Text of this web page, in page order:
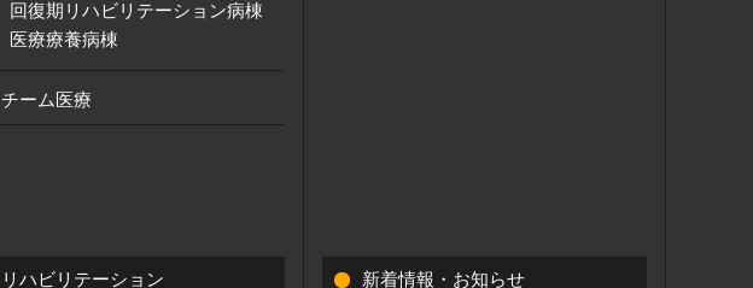
回復期リハビリテーション病棟
医療療養病棟
チーム医療
リハビリテーション 新着情報・お知らせ